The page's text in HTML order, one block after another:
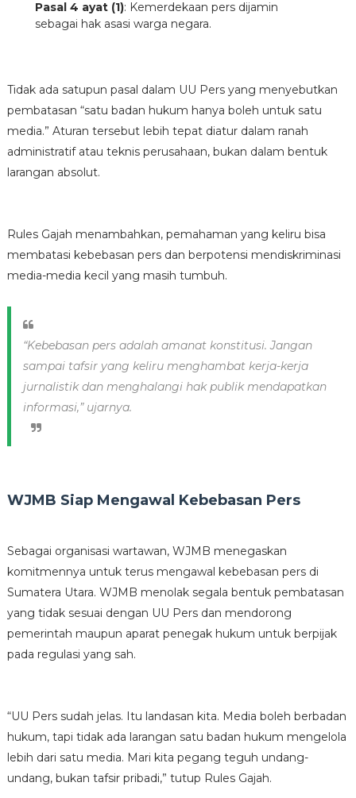
Pasal 4 ayat (1): Kemerdekaan pers dijamin
sebagai hak asasi warga negara.
Tidak ada satupun pasal dalam UU Pers yang menyebutkan
pembatasan “satu badan hukum hanya boleh untuk satu
media.” Aturan tersebut lebih tepat diatur dalam ranah
administratif atau teknis perusahaan, bukan dalam bentuk
larangan absolut.
Rules Gajah menambahkan, pemahaman yang keliru bisa
membatasi kebebasan pers dan berpotensi mendiskriminasi
media-media kecil yang masih tumbuh.
“Kebebasan pers adalah amanat konstitusi. Jangan
sampai tafsir yang keliru menghambat kerja-kerja
jurnalistik dan menghalangi hak publik mendapatkan
informasi,” ujarnya.
WJMB Siap Mengawal Kebebasan Pers
Sebagai organisasi wartawan, WJMB menegaskan
komitmennya untuk terus mengawal kebebasan pers di
Sumatera Utara. WJMB menolak segala bentuk pembatasan
yang tidak sesuai dengan UU Pers dan mendorong
pemerintah maupun aparat penegak hukum untuk berpijak
pada regulasi yang sah.
“UU Pers sudah jelas. Itu landasan kita. Media boleh berbadan
hukum, tapi tidak ada larangan satu badan hukum mengelola
lebih dari satu media. Mari kita pegang teguh undang-
undang, bukan tafsir pribadi,” tutup Rules Gajah.